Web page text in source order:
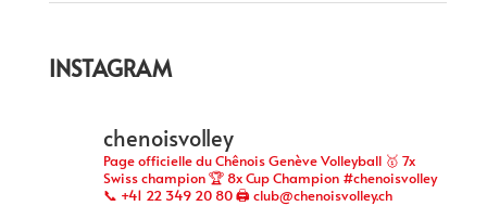
INSTAGRAM
chenoisvolley
Page officielle du Chênois Genève Volleyball 🥇 7x
Swiss champion 🏆 8x Cup Champion #chenoisvolley
📞 +41 22 349 20 80 🖨 club@chenoisvolley.ch